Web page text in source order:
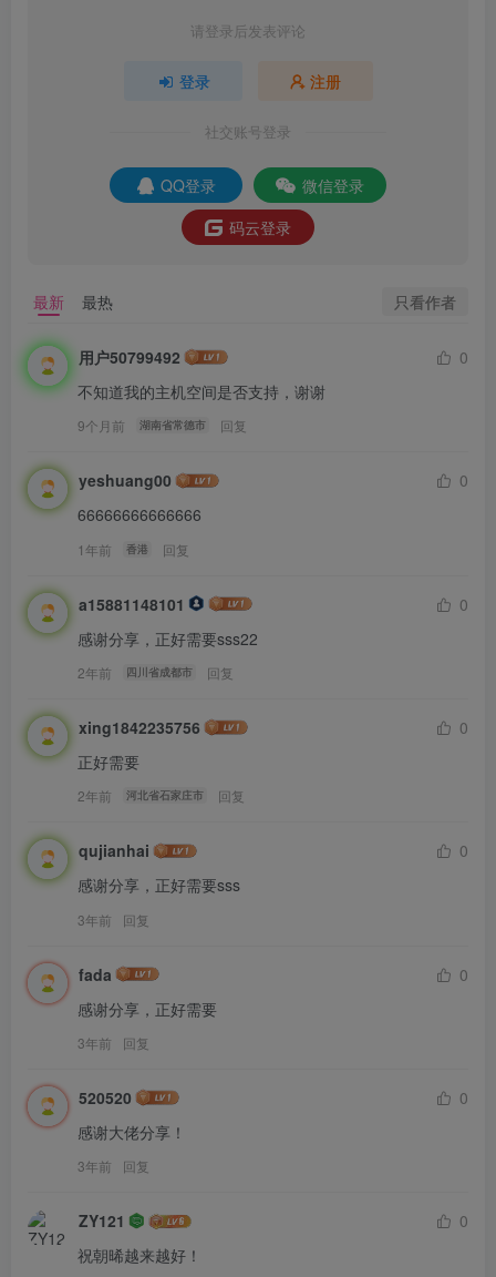
请登录后发表评论
登录 注册
社交账号登录
QQ登录
微信登录
码云登录
最新 最热 只看作者
用户50799492
0
不知道我的主机空间是否支持，谢谢
9个月前 湖南省常德市 回复
yeshuang00
0
66666666666666
1年前 香港 回复
a15881148101
0
感谢分享，正好需要sss22
2年前 四川省成都市 回复
xing1842235756
0
正好需要
2年前 河北省石家庄市 回复
qujianhai
0
感谢分享，正好需要sss
3年前 回复
fada
0
感谢分享，正好需要
3年前 回复
520520
0
感谢大佬分享！
3年前 回复
ZY121
0
祝朝晞越来越好！